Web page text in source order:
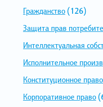
Гражданство(126)
Защита прав
Интеллектуальная
Исполнительное
Конституционное право
Корпоративное право